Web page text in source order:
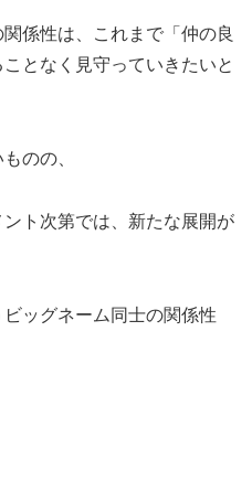
係性は、これまで「仲の良
となく見守っていきたいと
のの、
ト次第では、新たな展開が
ッグネーム同士の関係性